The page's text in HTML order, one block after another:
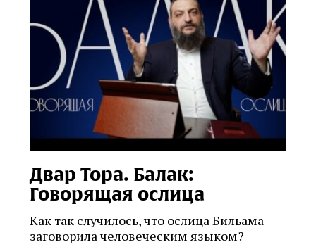
Двар Тора. Балак:
Говорящая ослица
Как так случилось, что ослица Бильама
заговорила человеческим языком?